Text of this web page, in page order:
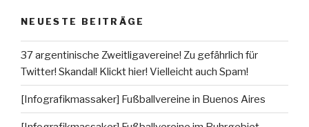
NEUESTE BEITRÄGE
37 argentinische Zweitligavereine! Zu gefährlich für
Twitter! Skandal! Klickt hier! Vielleicht auch Spam!
[Infografikmassaker] Fußballvereine in Buenos Aires